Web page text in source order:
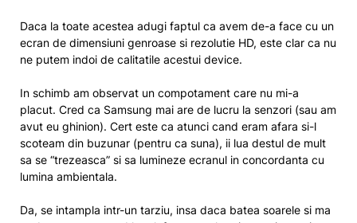
Daca la toate acestea adugi faptul ca avem de-a face cu un
ecran de dimensiuni genroase si rezolutie HD, este clar ca nu
ne putem indoi de calitatile acestui device.
In schimb am observat un compotament care nu mi-a
placut. Cred ca Samsung mai are de lucru la senzori (sau am
avut eu ghinion). Cert este ca atunci cand eram afara si-l
scoteam din buzunar (pentru ca suna), ii lua destul de mult
sa se “trezeasca” si sa lumineze ecranul in concordanta cu
lumina ambientala.
Da, se intampla intr-un tarziu, insa daca batea soarele si ma